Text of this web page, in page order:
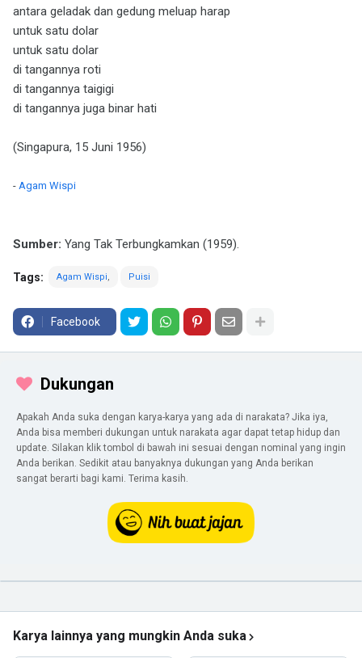
antara geladak dan gedung meluap harap
untuk satu dolar
untuk satu dolar
di tangannya roti
di tangannya taigigi
di tangannya juga binar hati
(Singapura, 15 Juni 1956)
- Agam Wispi
Sumber: Yang Tak Terbungkamkan (1959).
Tags: Agam Wispi Puisi
Facebook
Dukungan
Apakah Anda suka dengan karya-karya yang ada di narakata? Jika iya,
Anda bisa memberi dukungan untuk narakata agar dapat tetap hidup dan
update. Silakan klik tombol di bawah ini sesuai dengan nominal yang ingin
Anda berikan. Sedikit atau banyaknya dukungan yang Anda berikan
sangat berarti bagi kami. Terima kasih.
Karya lainnya yang mungkin Anda suka